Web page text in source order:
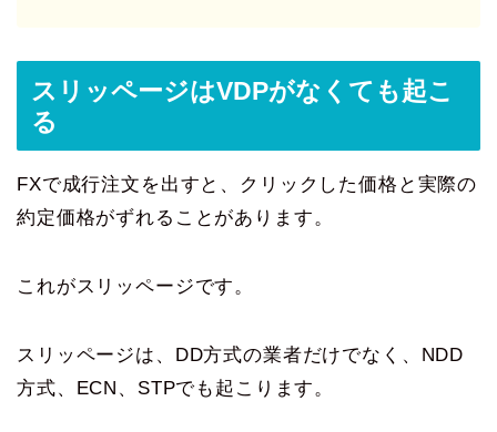
スリッページはVDPがなくても起こ
る
FXで成行注文を出すと、クリックした価格と実際の
約定価格がずれることがあります。
これがスリッページです。
スリッページは、DD方式の業者だけでなく、NDD
方式、ECN、STPでも起こります。